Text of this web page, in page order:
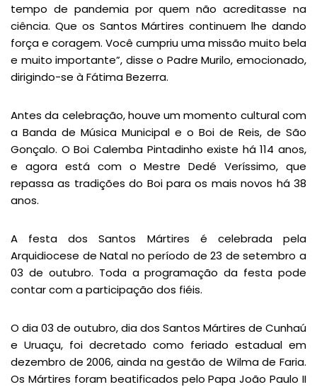
tempo de pandemia por quem não acreditasse na
ciência. Que os Santos Mártires continuem lhe dando
força e coragem. Você cumpriu uma missão muito bela
e muito importante”, disse o Padre Murilo, emocionado,
dirigindo-se à Fátima Bezerra.
Antes da celebração, houve um momento cultural com
a Banda de Música Municipal e o Boi de Reis, de São
Gonçalo. O Boi Calemba Pintadinho existe há 114 anos,
e agora está com o Mestre Dedé Veríssimo, que
repassa as tradições do Boi para os mais novos há 38
anos.
A festa dos Santos Mártires é celebrada pela
Arquidiocese de Natal no período de 23 de setembro a
03 de outubro. Toda a programação da festa pode
contar com a participação dos fiéis.
O dia 03 de outubro, dia dos Santos Mártires de Cunhaú
e Uruaçu, foi decretado como feriado estadual em
dezembro de 2006, ainda na gestão de Wilma de Faria.
Os Mártires foram beatificados pelo Papa João Paulo II